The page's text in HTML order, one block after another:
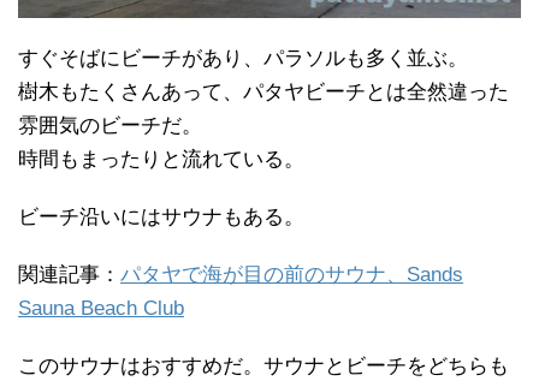
すぐそばにビーチがあり、パラソルも多く並ぶ。
樹木もたくさんあって、パタヤビーチとは全然違った
雰囲気のビーチだ。
時間もまったりと流れている。
ビーチ沿いにはサウナもある。
関連記事： パタヤで海が目の前のサウナ、Sands
Sauna Beach Club
このサウナはおすすめだ。サウナとビーチをどちらも